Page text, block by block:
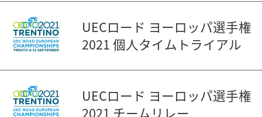
UECロード ヨーロッパ選手権
2021 個人タイムトライアル
UECロード ヨーロッパ選手権
2021 チームリレー